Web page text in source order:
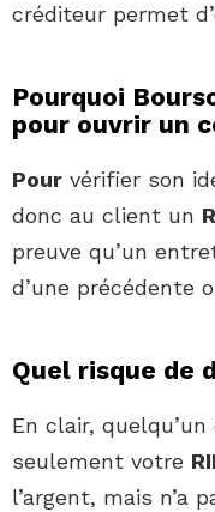
créditeur permet
Pourquoi
pour ouvrir un
Pour vérifier son
donc au client un
preuve qu’un
d’une précédente
Quel risque de
En clair,
seulement votre
l’argent, mais n’a